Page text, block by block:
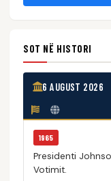
SOT NË HISTORI
6 AUGUST 2026
1965
Presidenti
Votimit.